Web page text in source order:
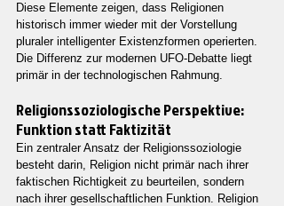
Diese Elemente zeigen, dass Religionen
historisch immer wieder mit der Vorstellung
pluraler intelligenter Existenzformen operierten.
Die Differenz zur modernen UFO-Debatte liegt
primär in der technologischen Rahmung.
Religionssoziologische Perspektive:
Funktion statt Faktizität
Ein zentraler Ansatz der Religionssoziologie
besteht darin, Religion nicht primär nach ihrer
faktischen Richtigkeit zu beurteilen, sondern
nach ihrer gesellschaftlichen Funktion. Religion